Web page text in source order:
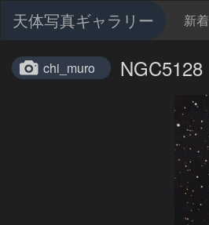
天体写真ギャラリー 新着
chi_muro NGC5128